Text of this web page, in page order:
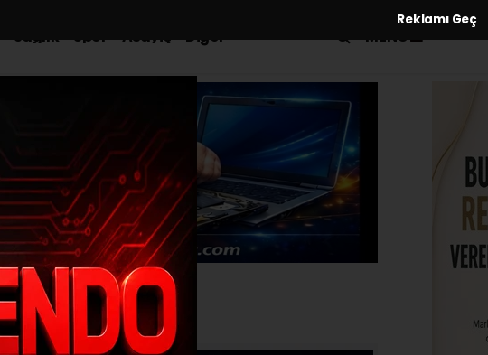
Reklamı Geç
Sağlık Spor Asayiş Diğer MENÜ